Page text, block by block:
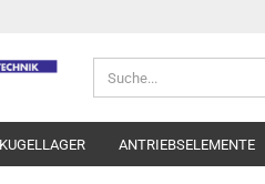
KUGELLAGER ANTRIEBSELEMENTE